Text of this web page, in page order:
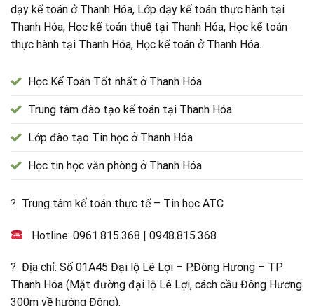
dạy kế toán ở Thanh Hóa, Lớp dạy kế toán thực hành tại
Thanh Hóa, Học kế toán thuế tại Thanh Hóa, Học kế toán
thực hành tại Thanh Hóa, Học kế toán ở Thanh Hóa.
Học Kế Toán Tốt nhất ở Thanh Hóa
Trung tâm đào tạo kế toán tại Thanh Hóa
Lớp đào tạo Tin học ở Thanh Hóa
Học tin học văn phòng ở Thanh Hóa
? Trung tâm kế toán thực tế – Tin học ATC
Hotline:0961.815.368 |0948.815.368
? Địa chỉ: Số 01A45 Đại lộ Lê Lợi – P.Đông Hương – TP
Thanh Hóa (Mặt đường đại lộ Lê Lợi, cách cầu Đông Hương
300m về hướng Đông).